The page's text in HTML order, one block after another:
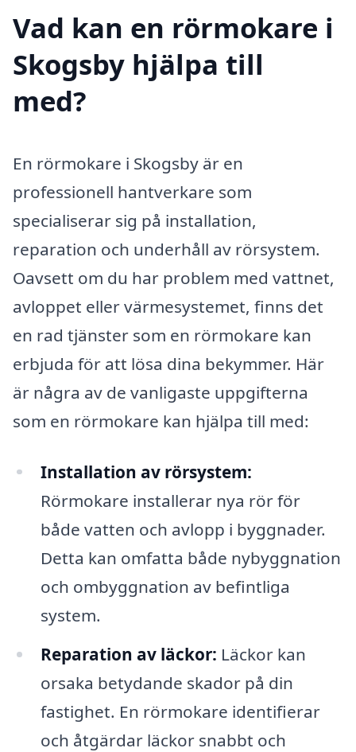
Vad kan en rörmokare i
Skogsby hjälpa till
med?
En rörmokare i Skogsby är en
professionell hantverkare som
specialiserar sig på installation,
reparation och underhåll av rörsystem.
Oavsett om du har problem med vattnet,
avloppet eller värmesystemet, finns det
en rad tjänster som en rörmokare kan
erbjuda för att lösa dina bekymmer. Här
är några av de vanligaste uppgifterna
som en rörmokare kan hjälpa till med:
Installation av rörsystem:
Rörmokare installerar nya rör för
både vatten och avlopp i byggnader.
Detta kan omfatta både nybyggnation
och ombyggnation av befintliga
system.
Reparation av läckor: Läckor kan
orsaka betydande skador på din
fastighet. En rörmokare identifierar
och åtgärdar läckor snabbt och